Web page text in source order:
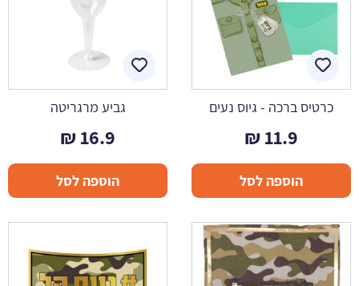
כרטיס ברכה - גיוס נעים
11.9
₪
הוספה לסל
גביע מרגריטה
16.9
₪
הוספה לסל